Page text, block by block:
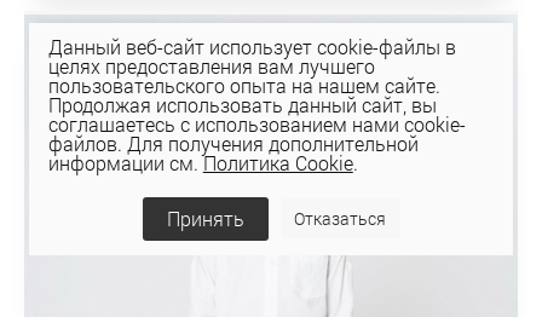
Данный веб-сайт использует cookie-файлы в
целях предоставления вам лучшего
пользовательского опыта на нашем сайте.
Продолжая использовать данный сайт, вы
соглашаетесь с использованием нами cookie-
файлов. Для получения дополнительной
информации см.Политика Cookie.
Принять Отказаться